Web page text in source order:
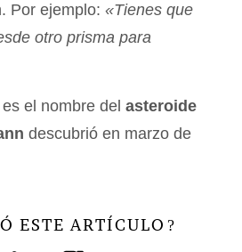
Por ejemplo: «Tienes que
otro prisma para
el nombre del asteroide
descubrió en marzo de
ESTE ARTÍCULO ?